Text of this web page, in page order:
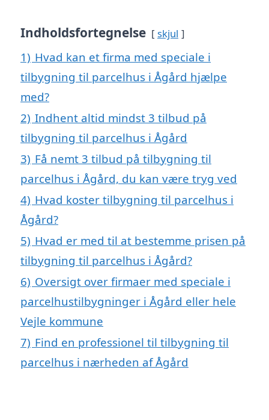
Indholdsfortegnelse skjul
1) Hvad kan et firma med speciale i
tilbygning til parcelhus i Ågård hjælpe
med?
2) Indhent altid mindst 3 tilbud på
tilbygning til parcelhus i Ågård
3) Få nemt 3 tilbud på tilbygning til
parcelhus i Ågård, du kan være tryg ved
4) Hvad koster tilbygning til parcelhus i
Ågård?
5) Hvad er med til at bestemme prisen på
tilbygning til parcelhus i Ågård?
6) Oversigt over firmaer med speciale i
parcelhustilbygninger i Ågård eller hele
Vejle kommune
7) Find en professionel til tilbygning til
parcelhus i nærheden af Ågård